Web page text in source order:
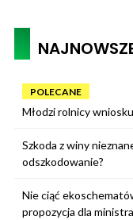
POLECANE
Młodzi rolnicy
Szkoda z winy
odszkodowanie?
Nie ciąć
propozycja dla